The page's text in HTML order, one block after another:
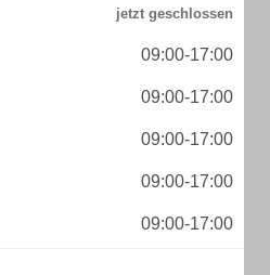
09:00-17:00
09:00-17:00
09:00-17:00
09:00-17:00
09:00-17:00